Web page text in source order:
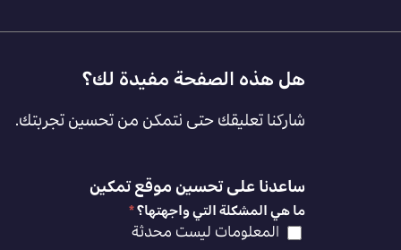
Footer
Feedback
[AR]
هل هذه الصفحة مفيدة لك؟
شاركنا تعليقك حتى نتمكن من تحسين تجربتك.
ساعدنا على تحسين موقع تمكين
ما هي المشكلة التي واجهتها؟*
المعلومات ليست محدثة